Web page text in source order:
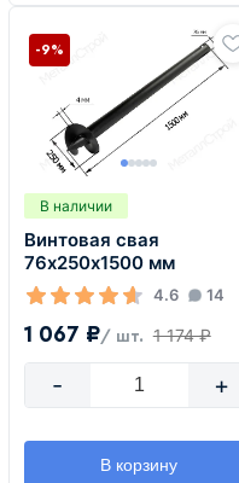
В наличии
Винтовая свая
76х250х1500 мм
4.6 14
1 067 ₽/ шт. 1 174 ₽
-9%
- +
В корзину